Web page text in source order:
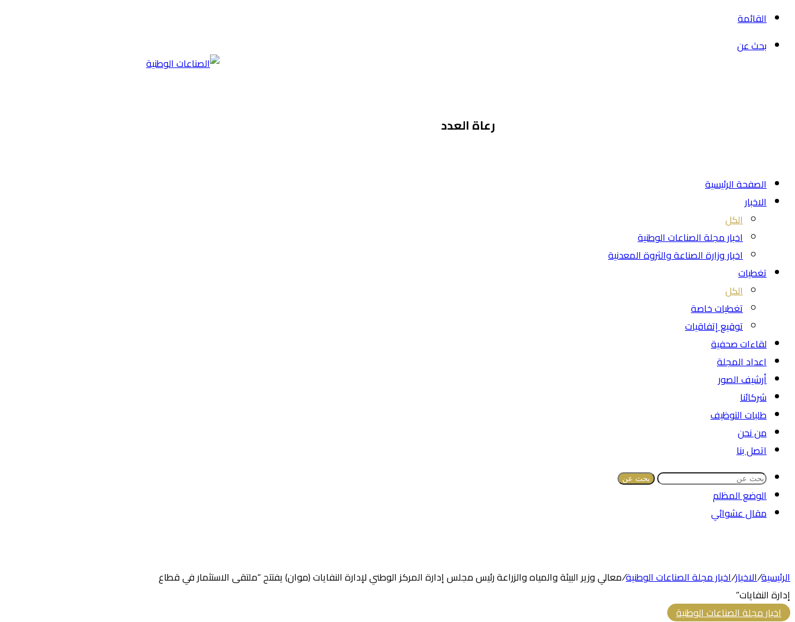
القائمة
بحث عن
رعاة العدد
الصفحة الرئيسية
الاخبار
الكل
اخبار مجلة الصناعات الوطنية
اخبار وزارة الصناعة والثروة المعدنية
تغطيات
الكل
تغطيات خاصة
توقيع إتفاقيات
لقاءات صحفية
اعداد المجلة
أرشيف الصور
شركائنا
طلبات التوظيف
من نحن
اتصل بنا
بحث عن
الوضع المظلم
مقال عشوائي
الرئيسية/الاخبار/اخبار مجلة الصناعات الوطنية/معالي وزير البيئة والمياه والزراعة رئيس مجلس إدارة المركز الوطني لإدارة النفايات (موان) يفتتح “ملتقى الاستثمار في قطاع
إدارة النفايات”
اخبار مجلة الصناعات الوطنية